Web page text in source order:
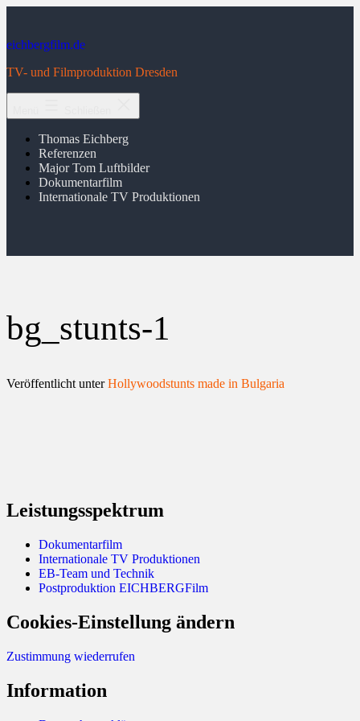
springen
eichbergfilm.de
TV- und Filmproduktion Dresden
Thomas Eichberg
Referenzen
Major Tom Luftbilder
Dokumentarfilm
Internationale TV Produktionen
bg_stunts-1
Veröffentlicht unterHollywoodstunts made in Bulgaria
Leistungsspektrum
Dokumentarfilm
Internationale TV Produktionen
EB-Team und Technik
Postproduktion EICHBERGFilm
Cookies-Einstellung ändern
Zustimmung wiederrufen
Information